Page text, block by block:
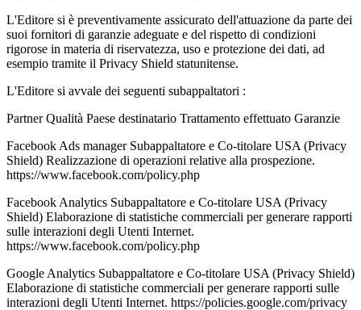
L'Editore si è preventivamente assicurato dell'attuazione da parte dei
suoi fornitori di garanzie adeguate e del rispetto di condizioni
rigorose in materia di riservatezza, uso e protezione dei dati, ad
esempio tramite il Privacy Shield statunitense.
L'Editore si avvale dei seguenti subappaltatori :
Partner Qualità Paese destinatario Trattamento effettuato Garanzie
Facebook Ads manager Subappaltatore e Co-titolare USA (Privacy
Shield) Realizzazione di operazioni relative alla prospezione.
https://www.facebook.com/policy.php
Facebook Analytics Subappaltatore e Co-titolare USA (Privacy
Shield) Elaborazione di statistiche commerciali per generare rapporti
sulle interazioni degli Utenti Internet.
https://www.facebook.com/policy.php
Google Analytics Subappaltatore e Co-titolare USA (Privacy Shield)
Elaborazione di statistiche commerciali per generare rapporti sulle
interazioni degli Utenti Internet. https://policies.google.com/privacy